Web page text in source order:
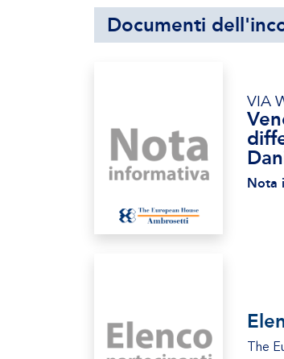
Documenti
VIA
Nota
The